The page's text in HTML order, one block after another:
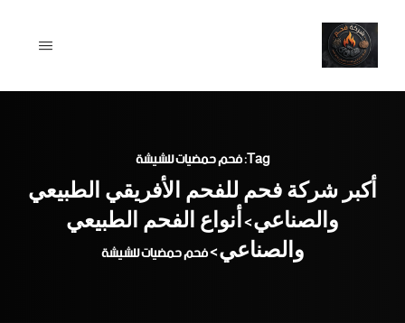
content
Tag: فحم حمضيات للشيشة
أكبر شركة فحم للفحم الأفريقي الطبيعي
والصناعي>أنواع الفحم الطبيعي
والصناعي>فحم حمضيات للشيشة